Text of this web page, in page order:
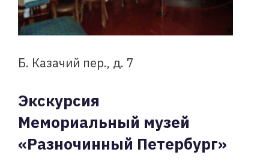
Б. Казачий пер., д. 7
Экскурсия
Мемориальный музей
«Разночинный Петербург»